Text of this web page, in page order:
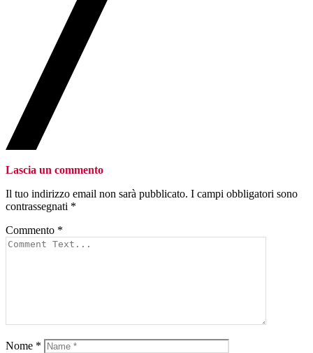
Lascia un commento
Il tuo indirizzo email non sarà pubblicato. I campi obbligatori sono
contrassegnati *
Commento *
Nome *